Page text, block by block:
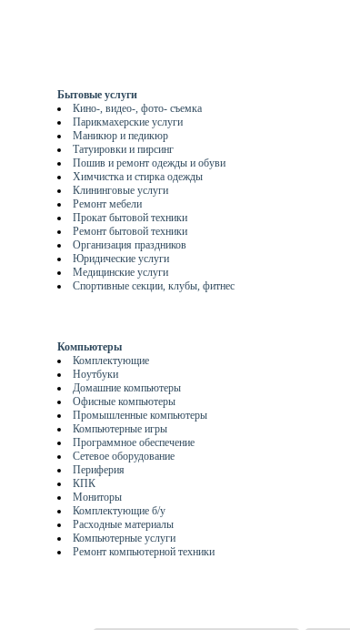
Бытовые услуги
Кино-, видео-, фото- съемка
Парикмахерские услуги
Маникюр и педикюр
Татуировки и пирсинг
Пошив и ремонт одежды и обуви
Химчистка и стирка одежды
Клининговые услуги
Ремонт мебели
Прокат бытовой техники
Ремонт бытовой техники
Организация праздников
Юридические услуги
Медицинские услуги
Спортивные секции, клубы, фитнес
Компьютеры
Комплектующие
Ноутбуки
Домашние компьютеры
Офисные компьютеры
Промышленные компьютеры
Компьютерные игры
Программное обеспечение
Сетевое оборудование
Периферия
КПК
Мониторы
Комплектующие б/у
Расходные материалы
Компьютерные услуги
Ремонт компьютерной техники